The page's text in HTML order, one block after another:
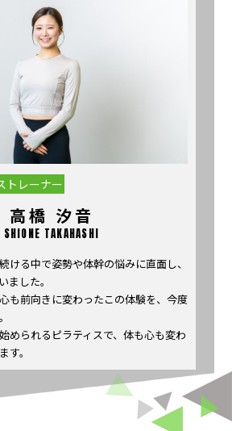
トレーナー
高橋 汐音
SHIONE TAKAHASHI
ける中で姿勢や体幹の悩みに直面し、
ました。
も前向きに変わったこの体験を、今度
められるピラティスで、体も心も変わ
す。